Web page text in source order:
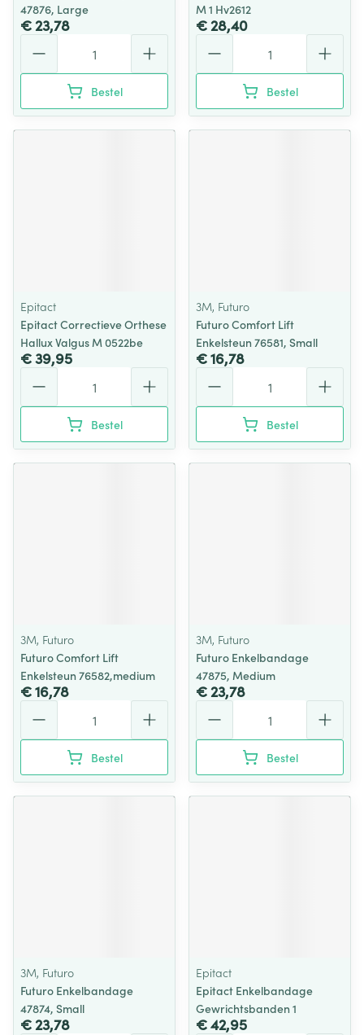
47876, Large
€ 23,78
Bestel
M 1 Hv2612
€ 28,40
Bestel
Epitact
Epitact Correctieve Orthese
Hallux Valgus M 0522be
€ 39,95
Bestel
3M, Futuro
Futuro Comfort Lift
Enkelsteun 76581, Small
€ 16,78
Bestel
3M, Futuro
Futuro Comfort Lift
Enkelsteun 76582,medium
€ 16,78
Bestel
3M, Futuro
Futuro Enkelbandage
47875, Medium
€ 23,78
Bestel
3M, Futuro
Futuro Enkelbandage
47874, Small
€ 23,78
Epitact
Epitact Enkelbandage
Gewrichtsbanden 1
€ 42,95